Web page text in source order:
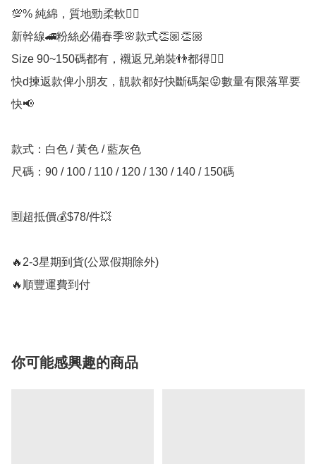
💯% 純綿，質地勁柔軟👍🏻
新幹線🚄粉絲必備春季🌸款式👏🏼👏🏼
Size 90~150碼都有，襯返兄弟裝👬都得👍🏻
快d揀返款俾小朋友，靚款都好快斷碼架😝數量有限落單要
快📢
款式：️白色 / 黃色 / 藍灰色
尺碼：90 / 100 / 110 / 120 / 130 / 140 / 150碼
🈹超抵價💰$78/件💥
🔥2-3星期到貨(公眾假期除外)
🔥順豐運費到付
你可能感興趣的商品